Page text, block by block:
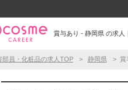
賞与あり - 静岡県 の求人
部員・化粧品の求人TOP 静岡県 賞